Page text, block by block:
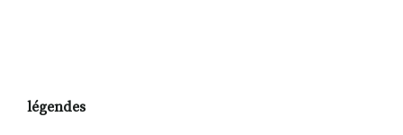
légendes